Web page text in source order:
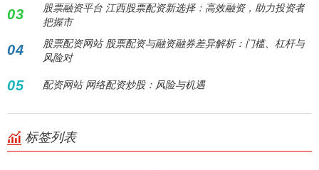
03
股票融资平台 江西股票配资新选择：高效融资，助力投资者
把握市
04
股票配资网站 股票配资与融资融券差异解析：门槛、杠杆与
风险对
05 配资网站 网络配资炒股：风险与机遇
标签列表